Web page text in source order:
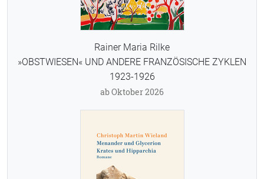
Rainer Maria Rilke
»OBSTWIESEN« UND ANDERE FRANZÖSISCHE ZYKLEN
1923-1926
ab Oktober 2026